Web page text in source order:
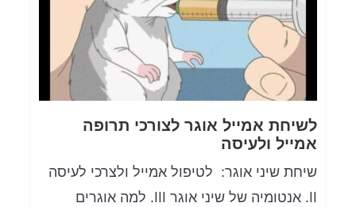
לשיחת אמייל אוגר לצורכי תרופה
אמייל ולעיסה
שיחת שיני אוגר: ​​ לטיפול אמייל ולצרכי לעיסה
II. אנטומיה של שיני אוגר III. למה אוגרים